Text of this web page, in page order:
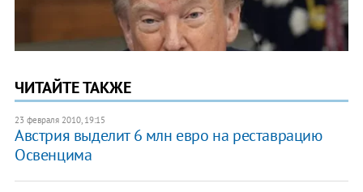
ЧИТАЙТЕ ТАКЖЕ
23 февраля 2010, 19:15
Австрия выделит 6 млн евро на реставрацию
Освенцима